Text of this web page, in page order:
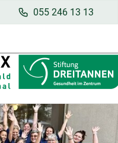
055 246 13 13